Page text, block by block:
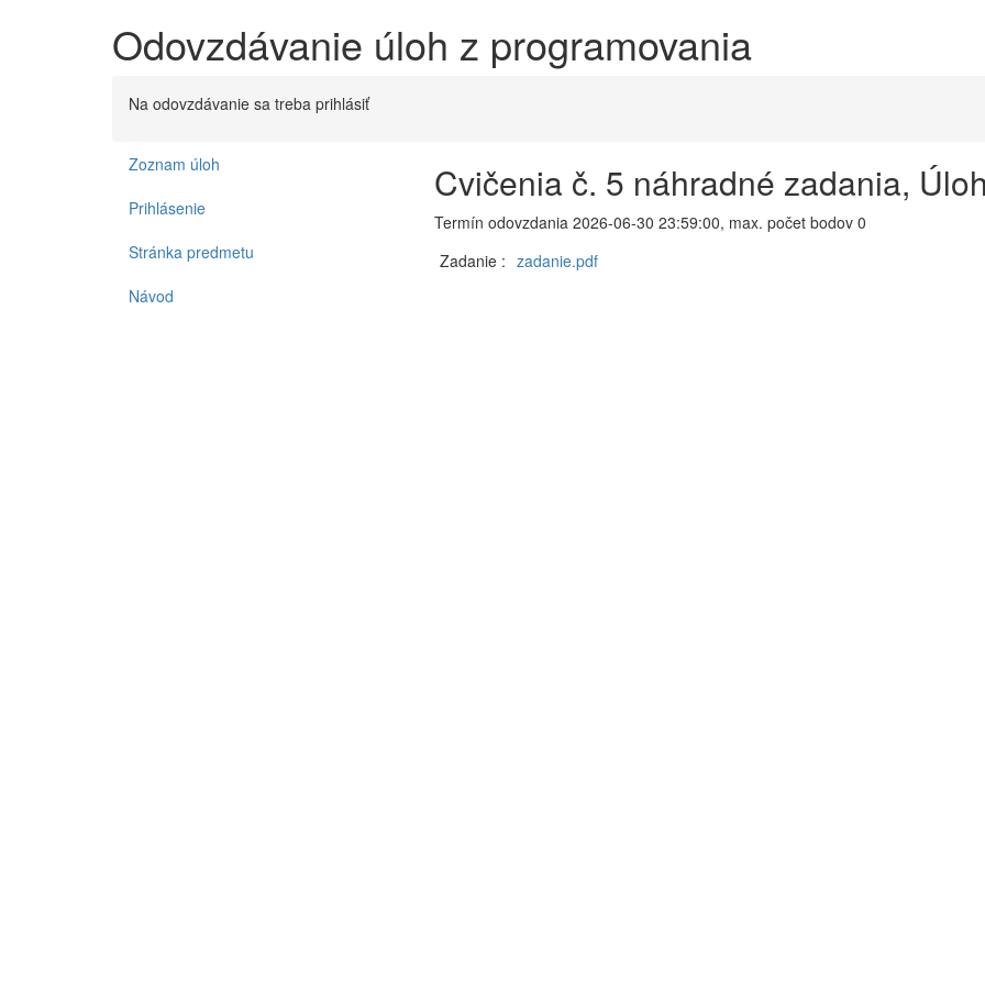
Odovzdávanie úloh z programovania
Na odovzdávanie sa treba prihlásiť
Zoznam úloh
Prihlásenie
Stránka predmetu
Návod
Cvičenia č. 5 náhradné zadania,
Termín odovzdania 2026-06-30 23:59:00, max. počet bodov 0
Zadanie : zadanie.pdf